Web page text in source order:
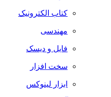
کتاب الکترونیک
مهندسی
فایل و دیسک
سخت افزار
ابزار لینوکس